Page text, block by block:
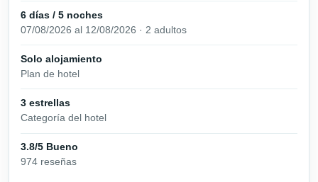
6 días / 5 noches
07/08/2026 al 12/08/2026 · 2 adultos
Solo alojamiento
Plan de hotel
3 estrellas
Categoría del hotel
3.8/5 Bueno
974 reseñas